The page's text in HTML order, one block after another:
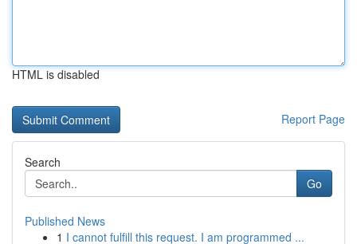
HTML is disabled
Report Page
Search
Go
Published News
1 I cannot fulfill this request. I am programmed ...